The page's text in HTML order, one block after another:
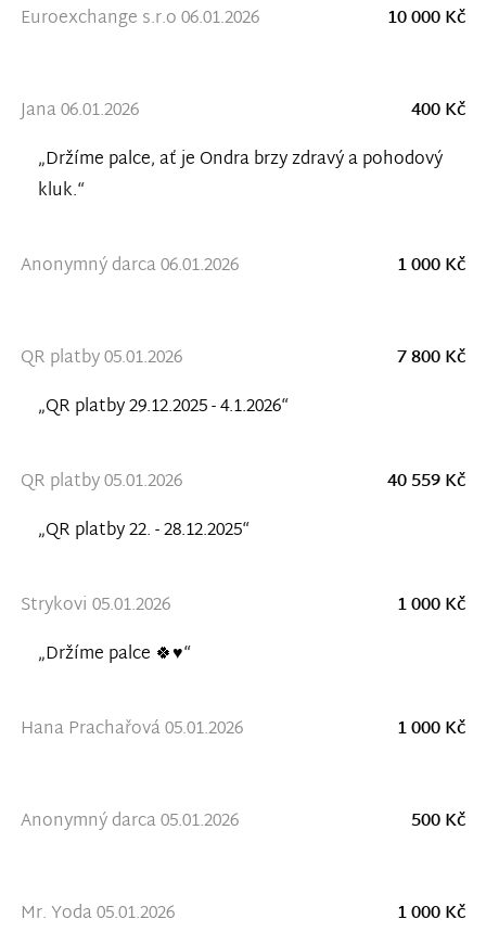
Euroexchange s.r.o 06.01.2026 10 000 Kč
Jana 06.01.2026
400 Kč
„Držíme palce, ať je Ondra brzy zdravý a pohodový
kluk.“
Anonymný darca 06.01.2026 1 000 Kč
QR platby 05.01.2026
7 800 Kč
„QR platby 29.12.2025 - 4.1.2026“
QR platby 05.01.2026
40 559 Kč
„QR platby 22. - 28.12.2025“
Strykovi 05.01.2026
1 000 Kč
„Držíme palce 🍀♥️“
Hana Prachařová 05.01.2026 1 000 Kč
Anonymný darca 05.01.2026 500 Kč
Mr. Yoda 05.01.2026
1 000 Kč